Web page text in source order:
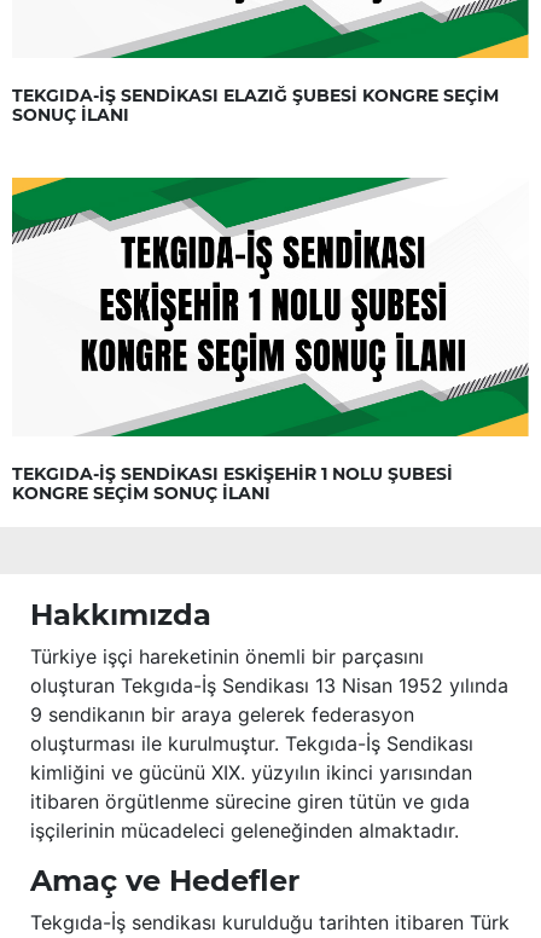
TEKGIDA-İŞ SENDİKASI ELAZIĞ ŞUBESİ KONGRE SEÇİM
SONUÇ İLANI
TEKGIDA-İŞ SENDİKASI ESKİŞEHİR 1 NOLU ŞUBESİ
KONGRE SEÇİM SONUÇ İLANI
Hakkımızda
Türkiye işçi hareketinin önemli bir parçasını
oluşturan Tekgıda-İş Sendikası 13 Nisan 1952 yılında
9 sendikanın bir araya gelerek federasyon
oluşturması ile kurulmuştur. Tekgıda-İş Sendikası
kimliğini ve gücünü XIX. yüzyılın ikinci yarısından
itibaren örgütlenme sürecine giren tütün ve gıda
işçilerinin mücadeleci geleneğinden almaktadır.
Amaç ve Hedefler
Tekgıda-İş sendikası kurulduğu tarihten itibaren Türk